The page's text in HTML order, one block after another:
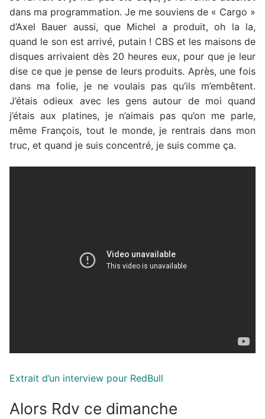
dans ma programmation. Je me souviens de « Cargo »
d’Axel Bauer aussi, que Michel a produit, oh la la,
quand le son est arrivé, putain ! CBS et les maisons de
disques arrivaient dès 20 heures eux, pour que je leur
dise ce que je pense de leurs produits. Après, une fois
dans ma folie, je ne voulais pas qu’ils m’embêtent.
J’étais odieux avec les gens autour de moi quand
j’étais aux platines, je n’aimais pas qu’on me parle,
même François, tout le monde, je rentrais dans mon
truc, et quand je suis concentré, je suis comme ça.
Extrait d’un interview pour RedBull
Alors Rdv ce dimanche